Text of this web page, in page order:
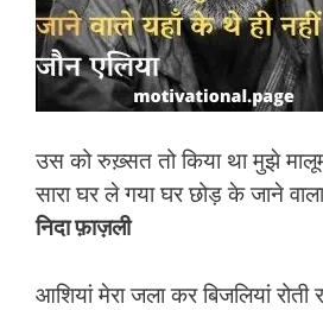
उस को रुख़्सत तो किया था मुझे
सारा घर ले गया घर छोड़ के जाने वाला
निदा फ़ाज़ली
आशियां मेरा जला कर बिजलियां रोती